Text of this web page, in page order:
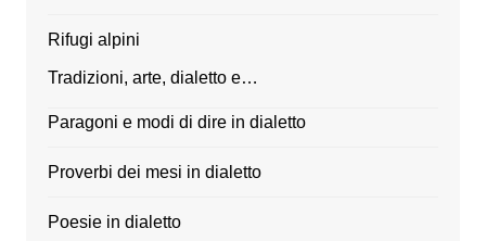
Rifugi alpini
Tradizioni, arte, dialetto e…
Paragoni e modi di dire in dialetto
Proverbi dei mesi in dialetto
Poesie in dialetto